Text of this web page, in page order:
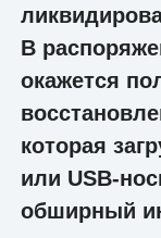
В
окажется
которая
или USB-
обширный